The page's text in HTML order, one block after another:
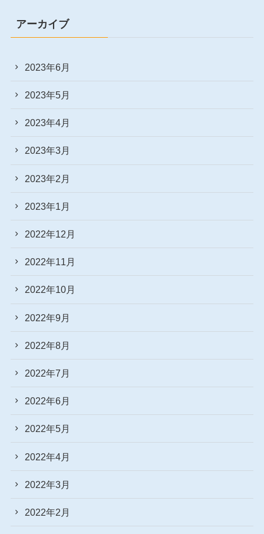
アーカイブ
2023年6月
2023年5月
2023年4月
2023年3月
2023年2月
2023年1月
2022年12月
2022年11月
2022年10月
2022年9月
2022年8月
2022年7月
2022年6月
2022年5月
2022年4月
2022年3月
2022年2月